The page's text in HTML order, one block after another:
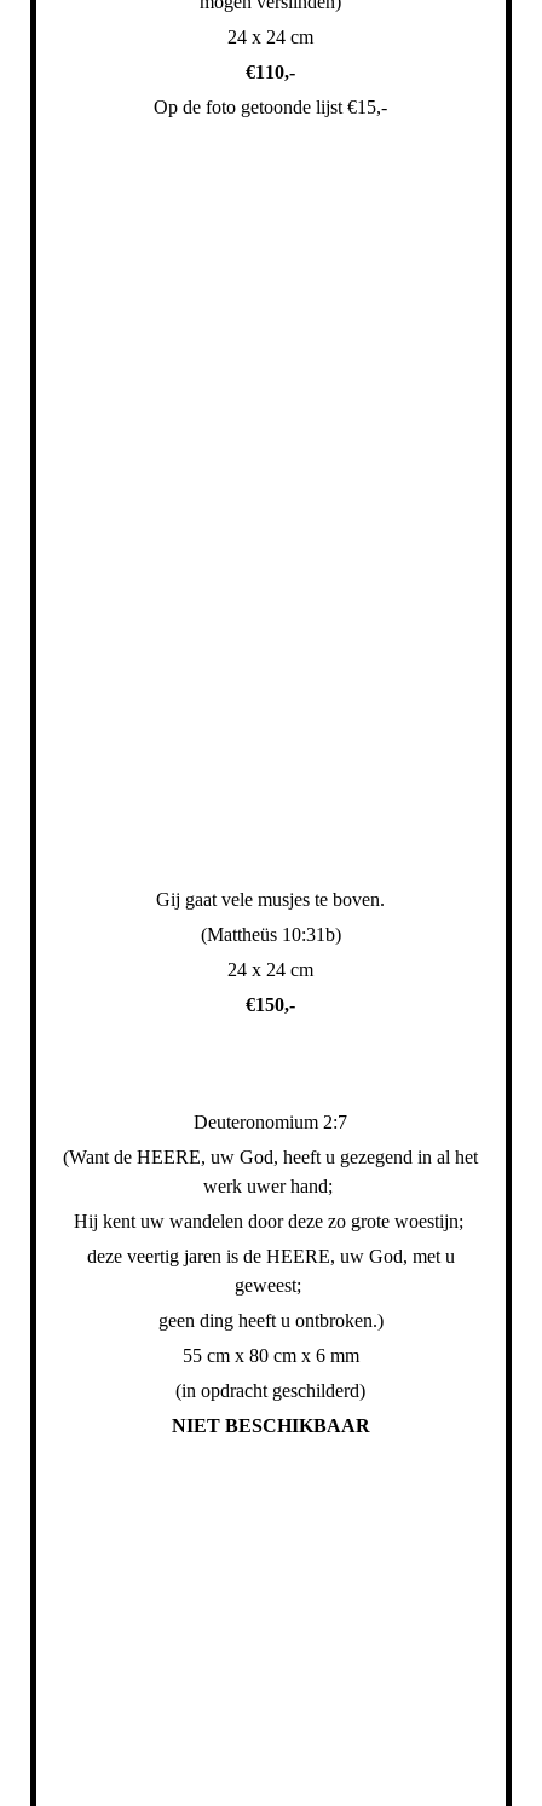
24 x 24 cm
€110,-
Op de foto getoonde lijst €15,-
Gij gaat vele musjes te boven.
(Mattheüs 10:31b)
24 x 24 cm
€150,-
Deuteronomium 2:7
(Want de HEERE, uw God, heeft u gezegend in al het
werk uwer hand;
Hij kent uw wandelen door deze zo grote woestijn;
deze veertig jaren is de HEERE, uw God, met u
geweest;
geen ding heeft u ontbroken.)
55 cm x 80 cm x 6 mm
(in opdracht geschilderd)
NIET BESCHIKBAAR